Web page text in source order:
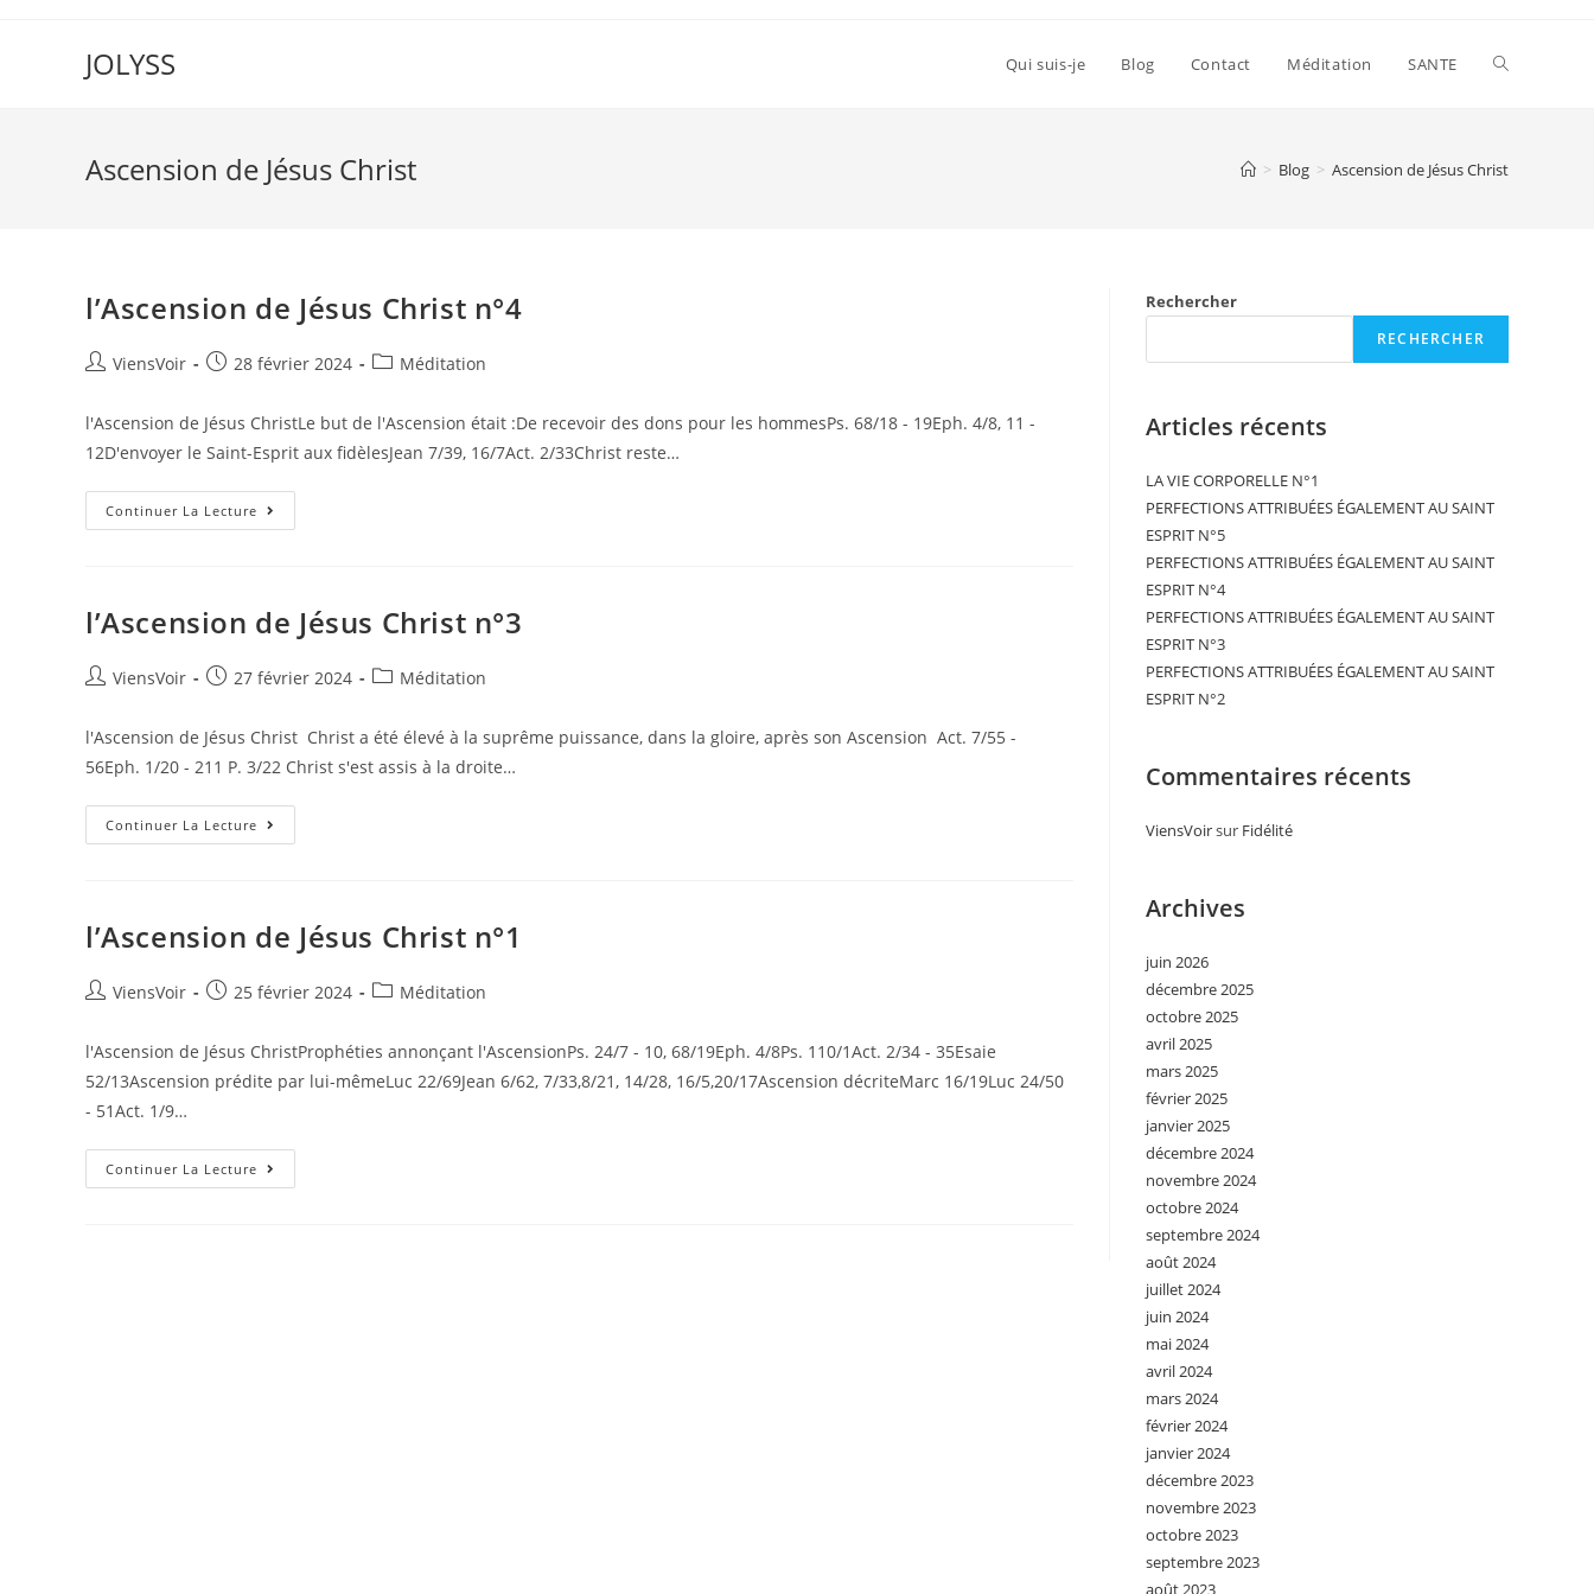
JOLYSS Qui suis-je Blog Contact Méditation SANTE
Ascension de Jésus Christ > Blog > Ascension de Jésus Christ
l’Ascension de Jésus Christ n°4
ViensVoir 28 février 2024 Méditation
l'Ascension de Jésus ChristLe but de l'Ascension était :De recevoir des dons pour les hommesPs. 68/18 - 19Eph. 4/8, 11 -
12D'envoyer le Saint-Esprit aux fidèlesJean 7/39, 16/7Act. 2/33Christ reste…
Continuer La Lecture
l’Ascension de Jésus Christ n°3
ViensVoir 27 février 2024 Méditation
l'Ascension de Jésus Christ Christ a été élevé à la suprême puissance, dans la gloire, après son Ascension Act. 7/55 -
56Eph. 1/20 - 211 P. 3/22 Christ s'est assis à la droite…
Continuer La Lecture
l’Ascension de Jésus Christ n°1
ViensVoir 25 février 2024 Méditation
l'Ascension de Jésus ChristProphéties annonçant l'AscensionPs. 24/7 - 10, 68/19Eph. 4/8Ps. 110/1Act. 2/34 - 35Esaie
52/13Ascension prédite par lui-mêmeLuc 22/69Jean 6/62, 7/33,8/21, 14/28, 16/5,20/17Ascension décriteMarc 16/19Luc 24/50
- 51Act. 1/9…
Continuer La Lecture
Rechercher
RECHERCHER
Articles récents
LA VIE CORPORELLE N°1
PERFECTIONS ATTRIBUÉES ÉGALEMENT AU SAINT
ESPRIT N°5
PERFECTIONS ATTRIBUÉES ÉGALEMENT AU SAINT
ESPRIT N°4
PERFECTIONS ATTRIBUÉES ÉGALEMENT AU SAINT
ESPRIT N°3
PERFECTIONS ATTRIBUÉES ÉGALEMENT AU SAINT
ESPRIT N°2
Commentaires récents
ViensVoirsur Fidélité
Archives
juin 2026
décembre 2025
octobre 2025
avril 2025
mars 2025
février 2025
janvier 2025
décembre 2024
novembre 2024
octobre 2024
septembre 2024
août 2024
juillet 2024
juin 2024
mai 2024
avril 2024
mars 2024
février 2024
janvier 2024
décembre 2023
novembre 2023
octobre 2023
septembre 2023
août 2023